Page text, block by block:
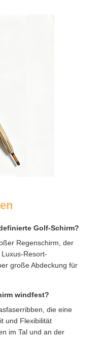
Golf-Schirm?
Regenschirm, der
Resort-
große Abdeckung für
windfest?
die eine
und Flexibilität
im Tal und an der